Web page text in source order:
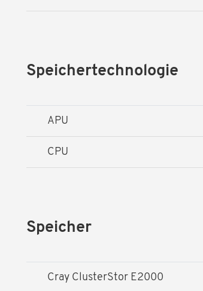
Speichertechnologie
APU
CPU
Speicher
Cray ClusterStor E2000